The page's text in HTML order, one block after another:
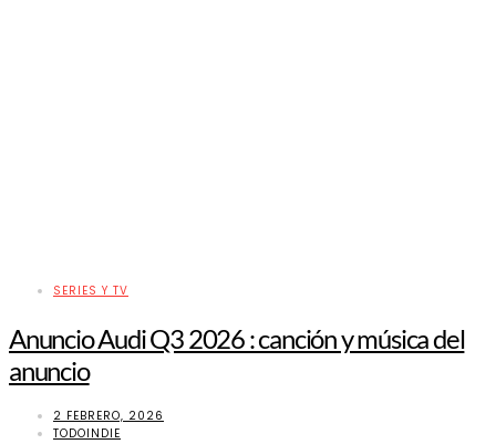
SERIES Y TV
Anuncio Audi Q3 2026 : canción y música del
anuncio
2 FEBRERO, 2026
TODOINDIE